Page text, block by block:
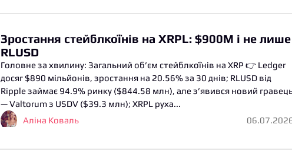
Зростання стейблкоїнів на XRPL: $900M і не лише
RLUSD
Головне за хвилину: Загальний об’єм стейблкоїнів на XRP 👉 Ledger
досяг $890 мільйонів, зростання на 20.56% за 30 днів; RLUSD від
Ripple займає 94.9% ринку ($844.58 млн), але з’явився новий
— Valtorum з USDV ($39.3 млн); XRPL руха...
Аліна Коваль